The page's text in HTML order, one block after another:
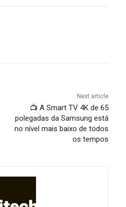
Next article
📺 A Smart TV 4K de 65
polegadas da Samsung está
no nível mais baixo de todos
os tempos